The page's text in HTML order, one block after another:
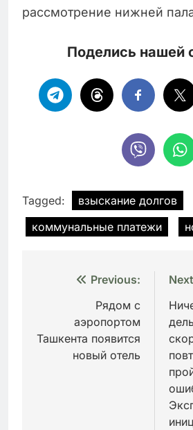
рассмотрение нижней
Поделись нашей
Tagged: взыскание долгов
коммунальные платежи
Навигация
записям
Previous:
Рядом с
аэропортом
Ташкента появится
новый отель